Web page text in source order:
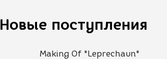
Новые поступления
Making Of "Leprechaun"